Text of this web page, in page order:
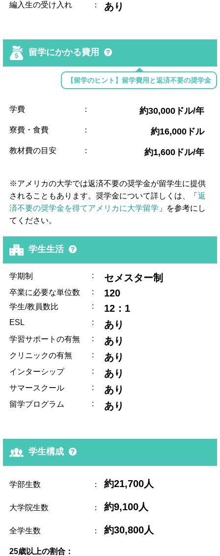
編入生の受け入れ ： あり
留学にかかる費用
【留学のヒント】留学費用と返済不要の奨学金
学費 ： 約30,000ドル/年
寮費・食費 ： 約16,000ドル
教材費の目安 ： 約1,600ドル/年
※アメリカの大学では返済不要の奨学金が留学生に提供
されることもあります。奨学金について詳しくは、「返
済不要の奨学金を得てアメリカに大学留学 」を参考にし
てください。
学生生活
学期制 : セメスター制
卒業に必要な単位数 : 120
学生/教員数比 : 12：1
ESL : あり
学習サポートの有無 : あり
クリニックの有無 : あり
インターシップ : あり
サマースクール : あり
留学プログラム : あり
学生構成
学部生数 ： 約21,700人
大学院生数 ： 約9,100人
全学生数 ： 約30,800人
25歳以上の割合：